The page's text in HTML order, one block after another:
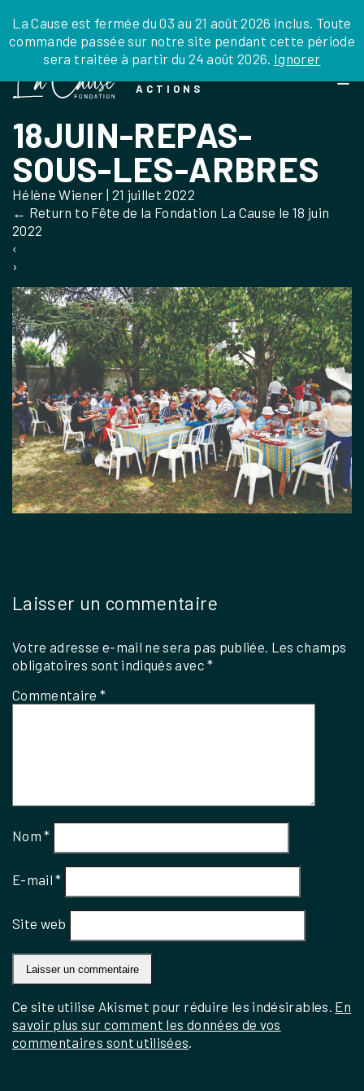
to
the
La Cause est fermée du 03 au 21 août 2026 inclus. Toute
commande passée sur notre site pendant cette période
sera traitée à partir du 24 août 2026. Ignorer
JE DONNE JE PARRAINE NOUS SOUTENIR
DEPUIS LA FRANCE
DEPUIS L’INTERNATIONAL
EN TANT QU’ORGANISATION
LEGS, LIBÉRALITÉS
0 ARTICLE
ACTIONS
18JUIN-REPAS-
SOUS-LES-ARBRES
Hélène Wiener | 21 juillet 2022
← Return to Fête de la Fondation La Cause le 18 juin
2022
‹
›
Laisser un commentaire
Votre adresse e-mail ne sera pas publiée. Les champs
obligatoires sont indiqués avec*
Commentaire*
Nom*
E-mail*
Site web
Ce site utilise Akismet pour réduire les indésirables. En
savoir plus sur comment les données de vos
commentaires sont utilisées.